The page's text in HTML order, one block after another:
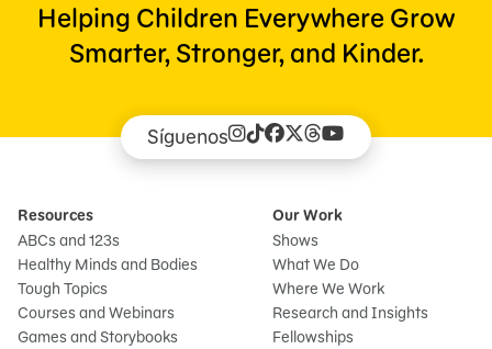
Helping Children Everywhere Grow
Smarter, Stronger, and Kinder.
Síguenos
Resources
ABCs and 123s
Healthy Minds and Bodies
Tough Topics
Courses and Webinars
Games and Storybooks
Our Work
Shows
What We Do
Where We Work
Research and Insights
Fellowships